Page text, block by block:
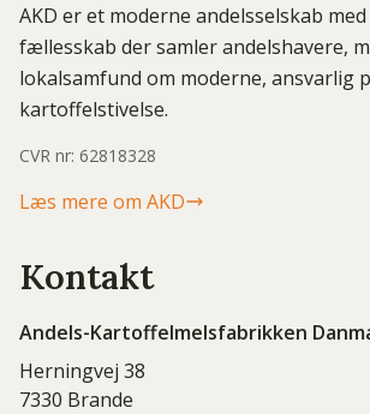
AKD er et moderne andelsselskab
fællesskab der samler andelshavere,
lokalsamfund om moderne, ansvarlig
kartoffelstivelse.
CVR nr: 62818328
Læs mere om AKD
Kontakt
Andels-Kartoffelmelsfabrikken
Herningvej 38
7330 Brande